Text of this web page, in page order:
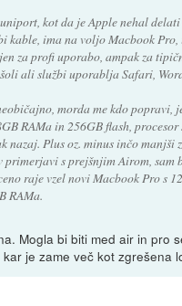
kot da je Apple nehal
kable, ima na voljo Macbook Pro,
za profi uporabo, ampak za
ali službi uporablja Safari,
morda me kdo popravi,
RAMa in 256GB flash, procesor
nazaj. Plus oz. minus inčo manjši
primerjavi s prejšnjim Airom, sam
raje vzel novi Macbook Pro s
RAMa.
Mogla bi biti med air in pro
je zame več kot zgrešena